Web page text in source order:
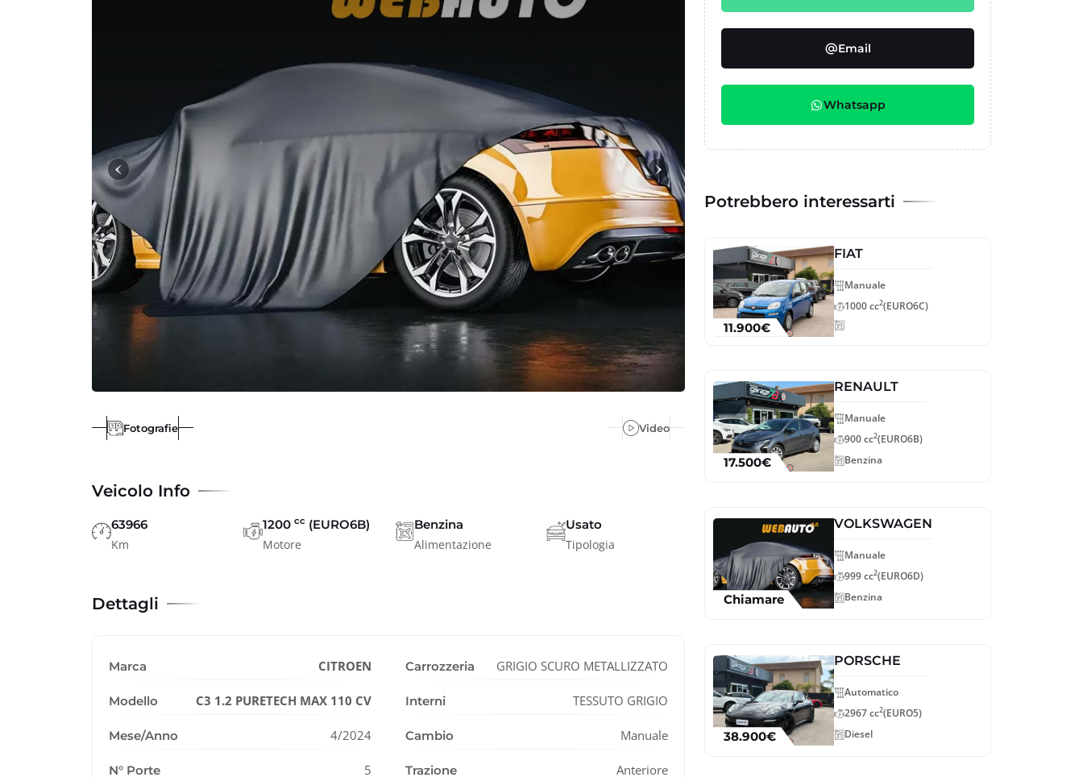
Fotografie Video
Veicolo Info
63966
Km
1200 cc (EURO6B)
Motore
Benzina
Alimentazione
Usato
Tipologia
Dettagli
Marca CITROEN
Modello C3 1.2 PURETECH MAX 110 CV
Mese/Anno 4/2024
N° Porte 5
Carrozzeria GRIGIO SCURO METALLIZZATO
Interni TESSUTO GRIGIO
Cambio Manuale
Trazione Anteriore
Email
Whatsapp
Potrebbero interessarti
11.900€
FIAT
Manuale
1000 cc2(EURO6C)
17.500€
RENAULT
Manuale
900 cc2(EURO6B)
Benzina
Chiamare
VOLKSWAGEN
Manuale
999 cc2(EURO6D)
Benzina
38.900€
PORSCHE
Automatico
2967 cc2(EURO5)
Diesel